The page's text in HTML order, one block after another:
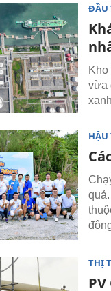
ĐẦU
vừa
HẬU
THỊ